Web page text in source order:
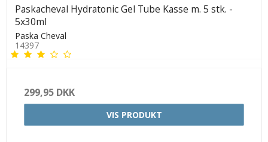
Paskacheval Hydratonic Gel Tube Kasse m. 5 stk. -
5x30ml
Paska Cheval
14397
299,95 DKK
VIS PRODUKT